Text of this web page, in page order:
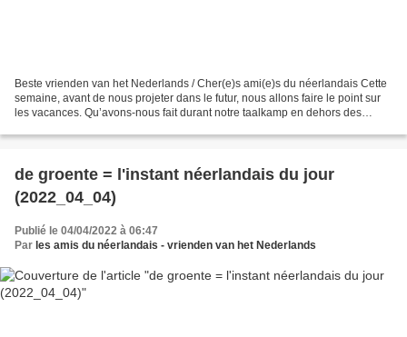
Beste vrienden van het Nederlands / Cher(e)s ami(e)s du néerlandais Cette
semaine, avant de nous projeter dans le futur, nous allons faire le point sur
les vacances. Qu’avons-nous fait durant notre taalkamp en dehors des
de groente = l'instant néerlandais du jour
(2022_04_04)
Publié le 04/04/2022 à 06:47
Par les amis du néerlandais - vrienden van het Nederlands